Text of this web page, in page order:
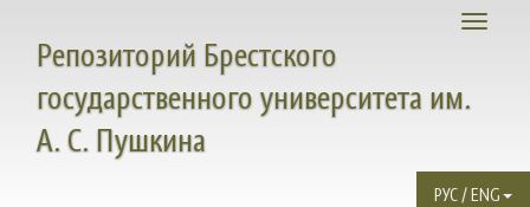
Toggle
Репозиторий Брестского
государственного университета им.
А. С. Пушкина
РУС / ENG